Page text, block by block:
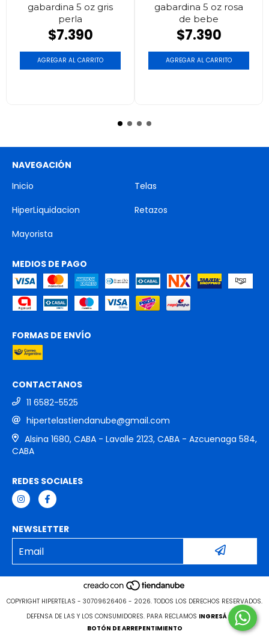
gabardina 5 oz gris
perla
$7.390
gabardina 5 oz rosa
de bebe
$7.390
NAVEGACIÓN
Inicio
Telas
HiperLiquidacion
Retazos
Mayorista
MEDIOS DE PAGO
FORMAS DE ENVÍO
CONTACTANOS
11 6582-5525
hipertelastiendanube@gmail.com
Alsina 1680, CABA - Lavalle 2123, CABA - Azcuenaga 584,
CABA
REDES SOCIALES
NEWSLETTER
COPYRIGHT HIPERTELAS - 30709626406 - 2026. TODOS LOS DERECHOS RESERVADOS.
DEFENSA DE LAS Y LOS CONSUMIDORES. PARA RECLAMOS INGRESÁ ACÁ.
BOTÓN DE ARREPENTIMIENTO